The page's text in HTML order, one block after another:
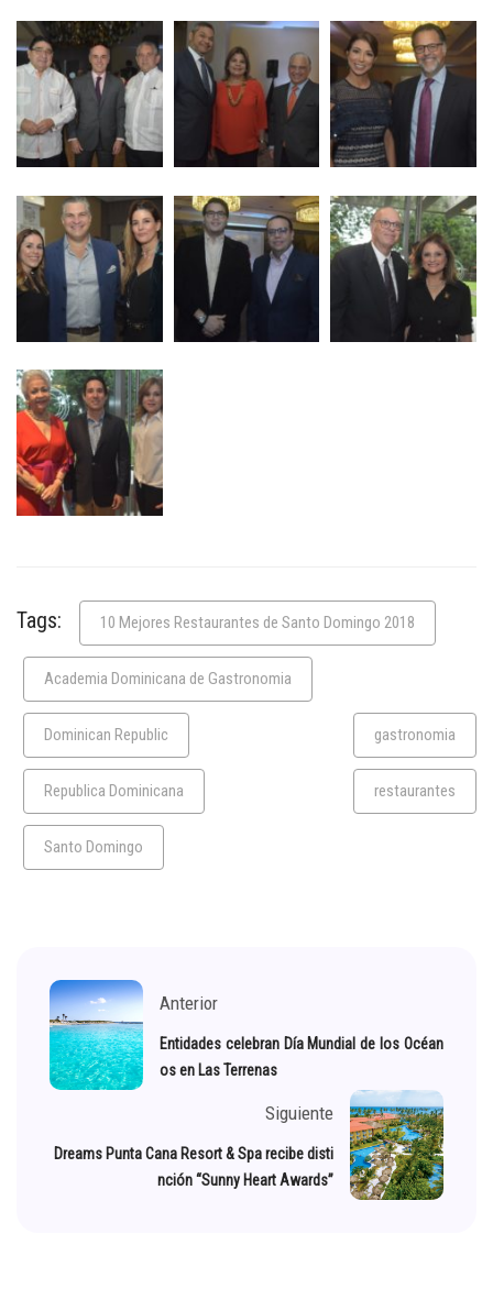
Tags: 10 Mejores Restaurantes de Santo Domingo 2018
Academia Dominicana de Gastronomia
Dominican Republic gastronomia
Republica Dominicana restaurantes
Santo Domingo
Anterior
Entidades celebran Día Mundial de los Océan
os en Las Terrenas
Siguiente
Dreams Punta Cana Resort & Spa recibe disti
nción “Sunny Heart Awards”